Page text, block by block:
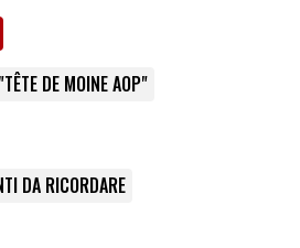
DE MOINE AOP"
DA RICORDARE